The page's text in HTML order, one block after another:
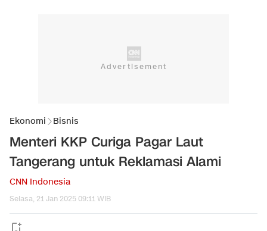
Ekonomi Bisnis
Menteri KKP Curiga Pagar Laut
Tangerang untuk Reklamasi Alami
CNN Indonesia
Selasa, 21 Jan 2025 09:11 WIB